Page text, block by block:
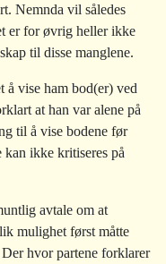
Nemnda vil således
er for øvrig heller ikke
til disse manglene.
å vise ham bod(er) ved
at han var alene på
til å vise bodene før
ikke kritiseres på
avtale om at
mulighet først måtte
hvor partene forklarer